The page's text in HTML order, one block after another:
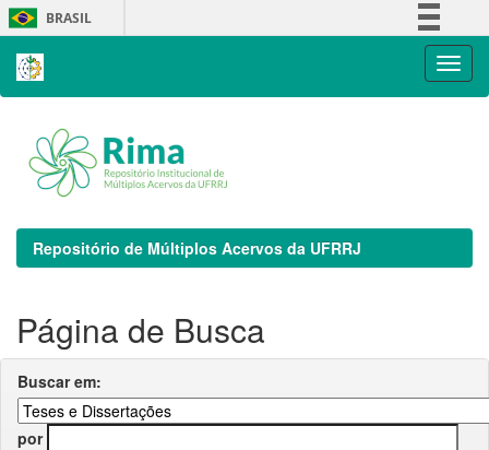
Skip
navigation
BRASIL
Repositório de Múltiplos Acervos da UFRRJ
Página de Busca
Buscar em:
por